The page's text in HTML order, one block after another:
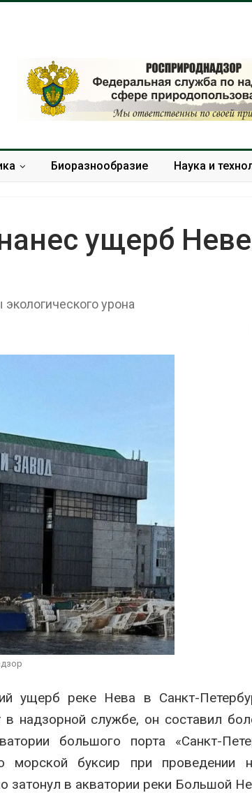
Биоразнообразие Наука и
ущерб
урона
ущерб реке Нева в Санкт-
надзорной службе, он составил
большого порта «Санкт-
морской буксир при проведении
затонул в акватории реки Большой
канал вновь
загрузку
за дефицита
воды
провинции
из-за паводков
более 140
для сбора
с помощью
Авг 7, 2026
Авг 7, 2026
Нижнего